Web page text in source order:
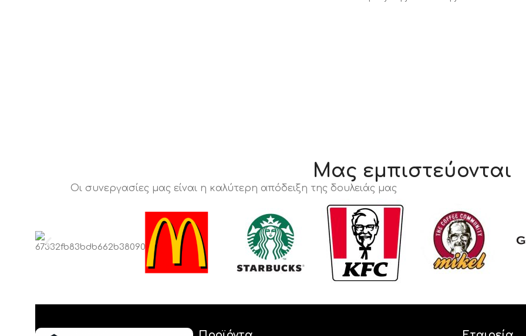
Μας εμπιστεύονται
Οι συνεργασίες μας είναι η καλύτερη απόδειξη της δουλειάς μας